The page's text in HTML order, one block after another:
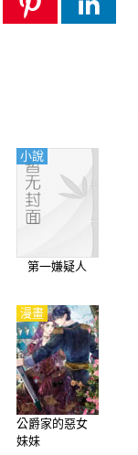
越？！
第一嫌疑人
小說
公爵家的惡女
妹妹
漫畫